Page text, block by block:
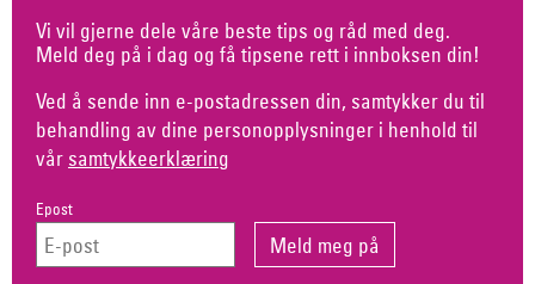
Vi vil gjerne dele våre beste tips og råd med deg.
Meld deg på i dag og få tipsene rett i innboksen din!
Ved å sende inn e-postadressen din, samtykker du til
behandling av dine personopplysninger i henhold til
vår samtykkeerklæring
Epost